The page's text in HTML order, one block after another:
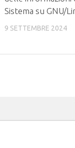
Sistema su GNU/
9 SETTEMBRE 2024